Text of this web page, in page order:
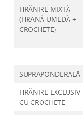
HRĂNIRE MIXTĂ
(HRANĂ UMEDĂ +
CROCHETE)
SUPRAPONDERALĂ
HRĂNIRE EXCLUSIV
CU CROCHETE